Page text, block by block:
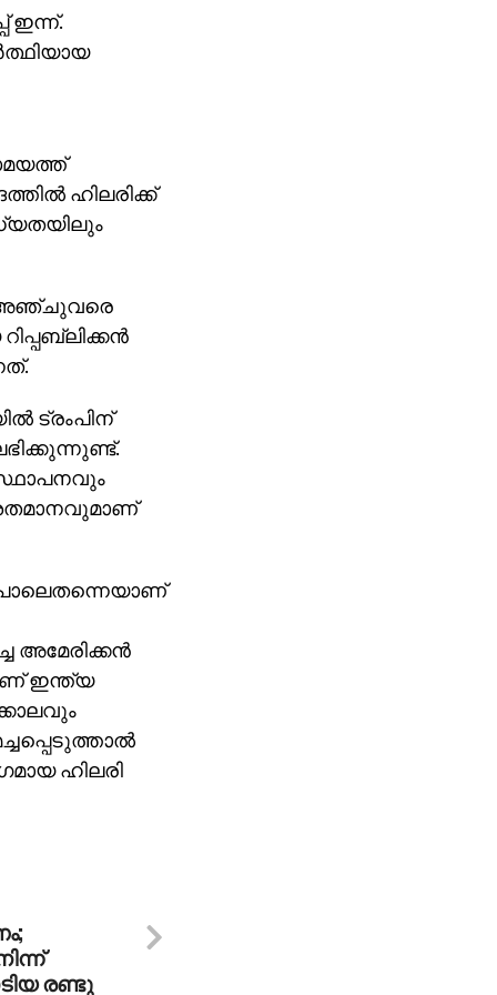
ഇന്ന്.
ഹിലരിക്ക്
അഞ്ചുവരെ
ട്രംപിന്
അമേരിക്കന്‍
ഇന്ത്യ
ഹിലരി
രണ്ടു